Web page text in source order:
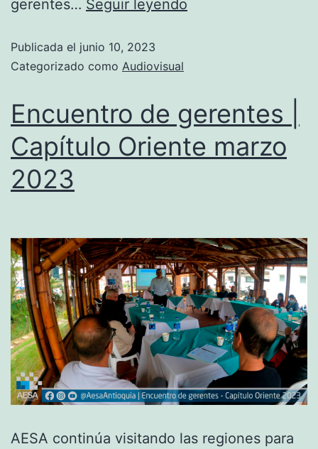
gerentes… Seguir leyendo
Publicada el junio 10, 2023
Categorizado como Audiovisual
Encuentro de gerentes |
Capítulo Oriente marzo
2023
AESA continúa visitando las regiones para